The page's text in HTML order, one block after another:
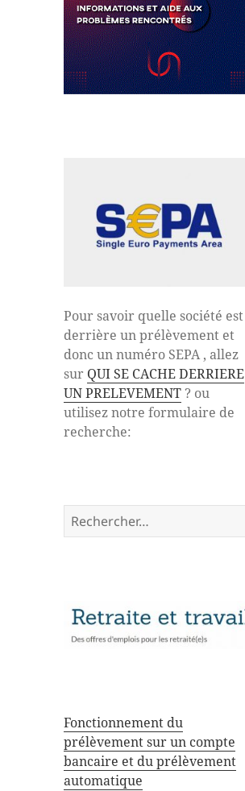
Pour savoir quelle société est
derrière un prélèvement et
donc un numéro SEPA , allez
sur QUI SE CACHE DERRIERE
UN PRELEVEMENT? ou
utilisez notre formulaire de
recherche:
Rechercher :
Fonctionnement du
prélèvement sur un compte
bancaire et du prélèvement
automatique